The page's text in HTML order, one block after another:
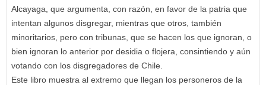
Alcayaga, que argumenta, con razón, en favor de la patria que
intentan algunos disgregar, mientras que otros, también
minoritarios, pero con tribunas, que se hacen los que ignoran, o
bien ignoran lo anterior por desidia o flojera, consintiendo y aún
votando con los disgregadores de Chile.
Este libro muestra al extremo que llegan los personeros de la